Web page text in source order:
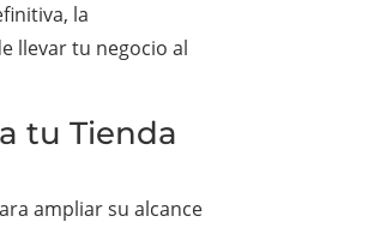
la
llevar tu negocio al
tu Tienda
ampliar su alcance